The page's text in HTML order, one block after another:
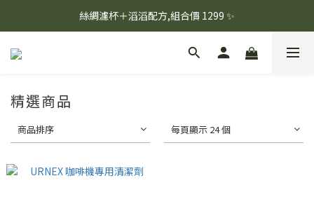
☕ 每月新品上架｜週一、週二固定烘豆
絲綢濾杯＋滔滔配方,組合價 1299 ✨
🚚 會員單筆消費滿 $1,000 即享超商免運 🚚
精選商品
商品排序 每頁顯示 24 個